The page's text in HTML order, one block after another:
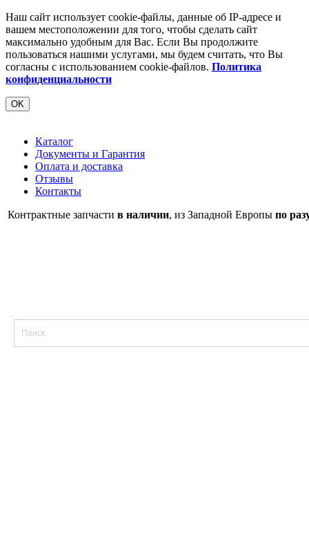
Наш сайт использует cookie-файлы, данные об IP-адресе и
вашем местоположении для того, чтобы сделать сайт
максимально удобным для Вас. Если Вы продолжите
пользоваться нашими услугами, мы будем считать, что Вы
согласны с использованием cookie-файлов. Политика
конфиденциальности
OK
Каталог
Документы и Гарантия
Оплата и доставка
Отзывы
Контакты
Контрактные запчасти в наличии, из Западной Европы по